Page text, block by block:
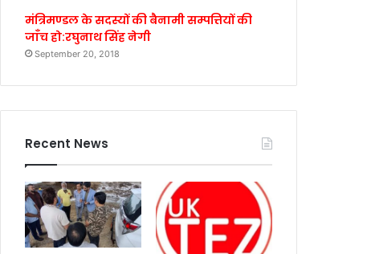
मंत्रिमण्डल के सदस्यों की बैनामी सम्पत्तियों की
जाँच हो:रघुनाथ सिंह नेगी
September 20, 2018
Recent News